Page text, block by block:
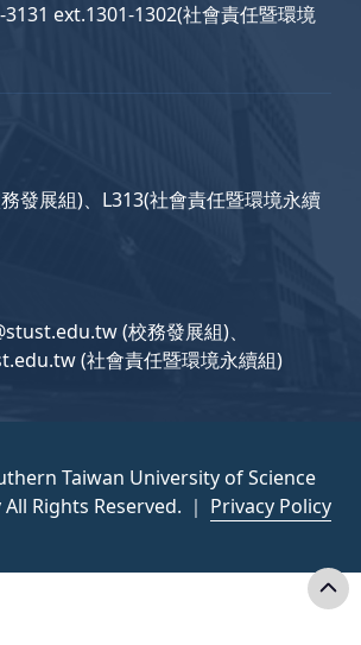
3131 ext.1301-1302(社會責任暨環境
發展組)、L313(社會責任暨環境永續
(校務發展組)、
(社會責任暨環境永續組)
Taiwan University of Science
Rights Reserved. ｜ Privacy Policy